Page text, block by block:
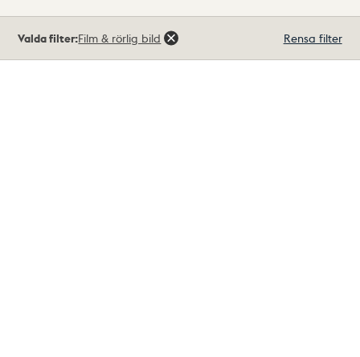
träffar
Valda filter:Film & rörlig bild Rensa filter